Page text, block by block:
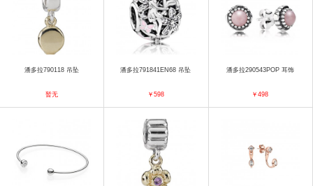
潘多拉790118 吊坠
暂无
潘多拉791841EN68 吊坠
￥598
潘多拉290543POP 耳饰
￥498